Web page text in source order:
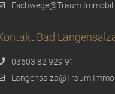
Bad
03603 82 929 91